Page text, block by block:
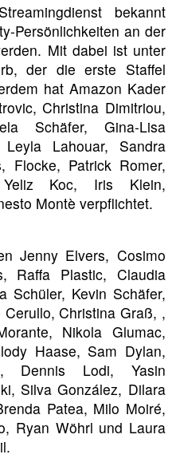
bekannt
Persönlichkeiten an der
Mit dabei ist unter
der die erste Staffel
hat Amazon Kader
Christina Dimitriou,
Schäfer, Gina-Lisa
Lahouar, Sandra
Flocke, Patrick Romer,
Yeliz Koc, Iris Klein,
Montè verpflichtet.
Jenny Elvers, Cosimo
Raffa Plastic, Claudia
Schüler, Kevin Schäfer,
Christina Graß, ,
Nikola Glumac,
Haase, Sam Dylan,
Dennis Lodi, Yasin
Silva González, Dilara
Patea, Milo Moiré,
Ryan Wöhrl und Laura